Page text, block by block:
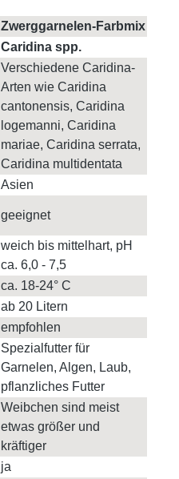
Zwerggarnelen-Farbmix
Caridina spp.
Verschiedene Caridina-
Arten wie Caridina
cantonensis, Caridina
logemanni, Caridina
mariae, Caridina serrata,
Caridina multidentata
Asien
geeignet
weich bis mittelhart, pH
ca. 6,0 - 7,5
ca. 18-24° C
ab 20 Litern
empfohlen
Spezialfutter für
Garnelen, Algen, Laub,
pflanzliches Futter
Weibchen sind meist
etwas größer und
kräftiger
ja